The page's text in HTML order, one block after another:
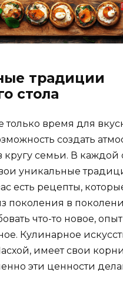
традиции
стола
только время для
создать
кругу семьи. В каждой
уникальные
есть рецепты,
поколения в
что-то новое,
Кулинарное
имеет свои
эти ценности